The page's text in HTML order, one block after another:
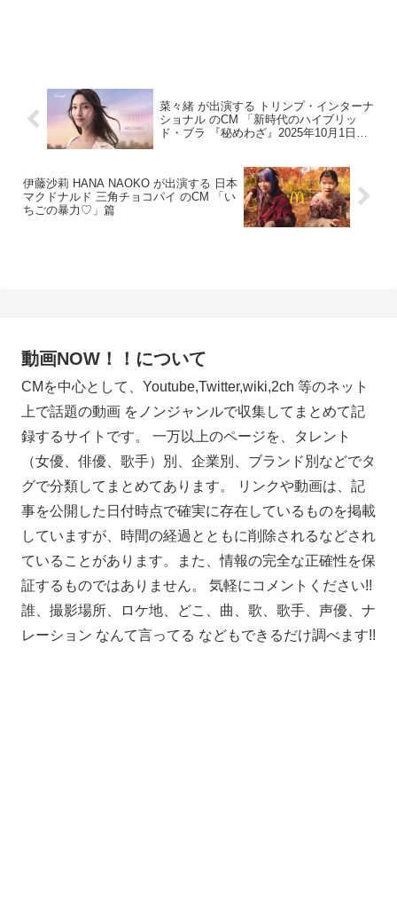
菜々緒 が出演する トリンプ・インターナ
ショナル のCM 「新時代のハイブリッ
ド・ブラ 『秘めわざ』2025年10月1日新
伊藤沙莉 HANA NAOKO が出演する 日本
マクドナルド 三角チョコパイ のCM 「い
ちごの暴力♡」篇
動画NOW！！について
CMを中心として、Youtube,Twitter,wiki,2ch 等のネット
上で話題の動画 をノンジャンルで収集してまとめて記
録するサイトです。 一万以上のページを、タレント
（女優、俳優、歌手）別、企業別、ブランド別などでタ
グで分類してまとめてあります。 リンクや動画は、記
事を公開した日付時点で確実に存在しているものを掲載
していますが、時間の経過とともに削除されるなどされ
ていることがあります。また、情報の完全な正確性を保
証するものではありません。 気軽にコメントください!!
誰、撮影場所、ロケ地、どこ、曲、歌、歌手、声優、ナ
レーション なんて言ってる などもできるだけ調べます!!